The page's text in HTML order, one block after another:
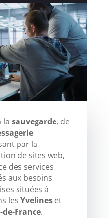
la sauvegarde, de
par la
de sites web,
des services
aux besoins
situées à
les Yvelineset
de-France.